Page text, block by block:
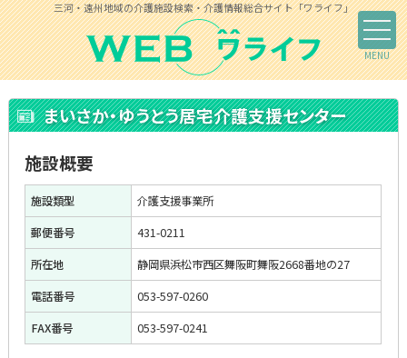
三河・遠州地域の介護施設検索・介護情報総合サイト「ワライフ」
まいさか・ゆうとう居宅介護支援センター
施設概要
施設類型
介護支援事業所
郵便番号
431-0211
所在地
静岡県浜松市西区舞阪町舞阪2668番地の27
電話番号
053-597-0260
FAX番号
053-597-0241